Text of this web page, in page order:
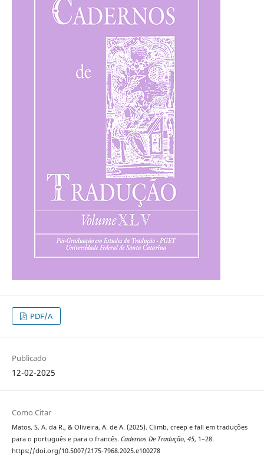
PDF/A
Publicado
12-02-2025
Como Citar
Matos, S. A. da R., & Oliveira, A. de A. (2025). Climb, creep e fall em traduções
para o português e para o francês. Cadernos De Tradução, 45, 1–28.
https://doi.org/10.5007/2175-7968.2025.e100278